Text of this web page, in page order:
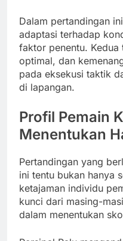
Dalam pertandingan
adaptasi terhadap
faktor penentu. Kedua
optimal, dan
pada eksekusi taktik
di lapangan.
Profil Pemain
Menentukan
Pertandingan yang
ini tentu bukan hanya
ketajaman individu
kunci dari masing-
dalam menentukan